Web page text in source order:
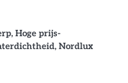
, Hoge prijs-
, Nordlux